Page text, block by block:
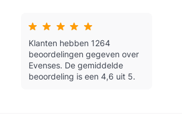
Klanten hebben 1264
beoordelingen gegeven over
Evenses. De gemiddelde
beoordeling is een 4,6 uit 5.